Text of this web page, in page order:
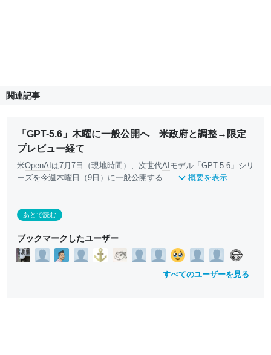
関連記事
「GPT-5.6」木曜に一般公開へ 米政府と調整→限定
プレビュー経て
米OpenAI は7月7日（現地時間）、次世代AI モデル「GPT-5.6」シリ
ーズを今週木曜日（9日）に一般公開する...
概要を表示
あとで読む
ブックマークしたユーザー
すべてのユーザーを見る